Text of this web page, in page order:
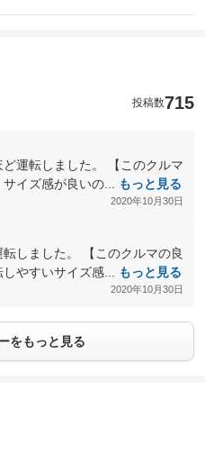
投稿数715
ど運転しました。 【このクルマ
イズ感が良いの...
もっと見る
2020年10月30日
しました。 【このクルマの良
やすいサイズ感...
もっと見る
2020年10月30日
をもっと見る